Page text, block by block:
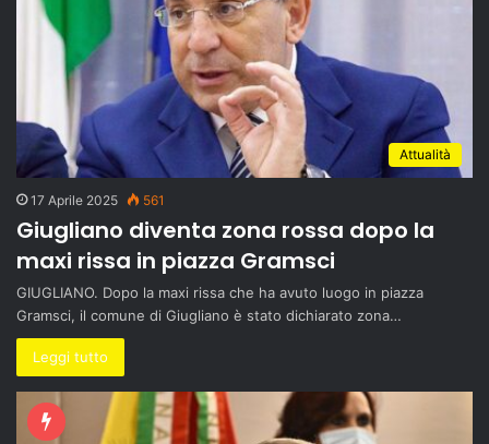
Attualità
17 Aprile 2025 561
Giugliano diventa zona rossa dopo la
maxi rissa in piazza Gramsci
GIUGLIANO. Dopo la maxi rissa che ha avuto luogo in piazza
Gramsci, il comune di Giugliano è stato dichiarato zona…
Leggi tutto